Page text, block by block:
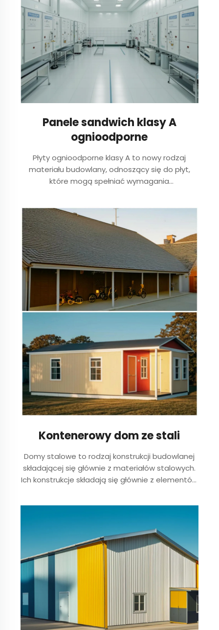
Panele sandwich klasy A
ognioodporne
Płyty ognioodporne klasy A to nowy rodzaj
materiału budowlany, odnoszący się do płyt,
które mogą spełniać wymagania
odporności na ogień, wodoodporności...
Kontenerowy dom ze stali
Domy stalowe to rodzaj konstrukcji budowlanej
składającej się głównie z materiałów stalowych.
Ich konstrukcje składają się głównie z elementów
stalowe trasy wykonane z stali sekcyjnej i